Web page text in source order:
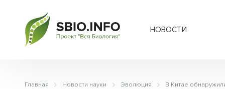
НОВОСТИ
Главная Новости науки Эволюция В Китае